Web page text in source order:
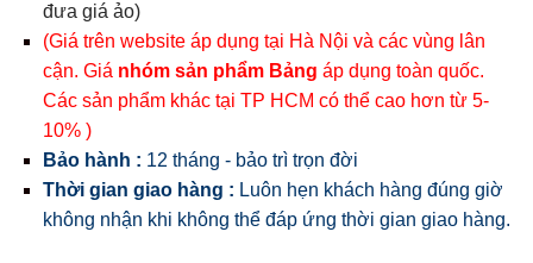
đưa giá ảo)
(Giá trên website áp dụng tại Hà Nội và các vùng lân
cận. Giá nhóm sản phẩm Bảng áp dụng toàn quốc.
Các sản phẩm khác tại TP HCM có thể cao hơn từ 5-
10% )
Bảo hành : 12 tháng - bảo trì trọn đời
Thời gian giao hàng : Luôn hẹn khách hàng đúng giờ
không nhận khi không thể đáp ứng thời gian giao hàng.